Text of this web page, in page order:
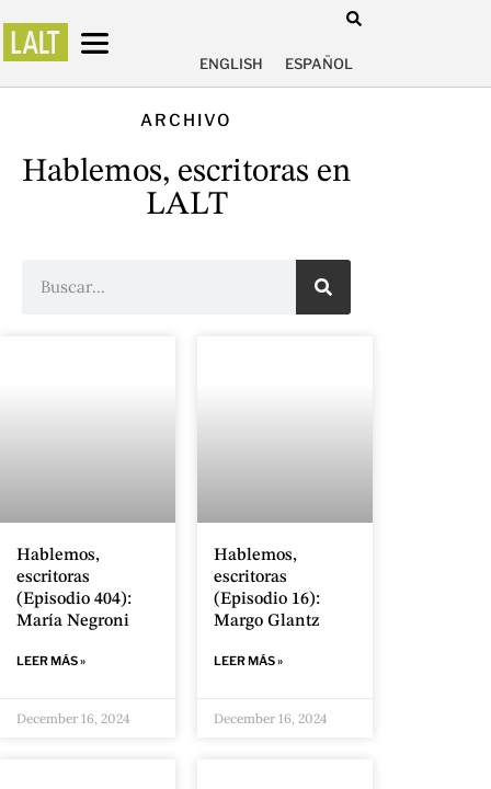
ENGLISH ESPAÑOL
ARCHIVO
Hablemos, escritoras en
LALT
Hablemos,
escritoras
(Episodio 404):
María Negroni
LEER MÁS »
December 16, 2024
Hablemos,
escritoras
(Episodio 16):
Margo Glantz
LEER MÁS »
December 16, 2024